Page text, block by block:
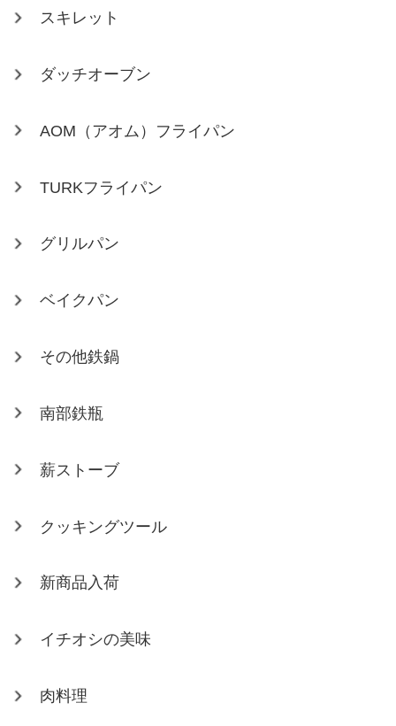
スキレット
ダッチオーブン
AOM（アオム）フライパン
TURKフライパン
グリルパン
ベイクパン
その他鉄鍋
南部鉄瓶
薪ストーブ
クッキングツール
新商品入荷
イチオシの美味
肉料理